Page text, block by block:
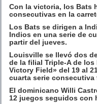
Con la victoria, los Bats
consecutivas en la
Los Bats se dirigen a
Indios en una serie de
partir del jueves.
Louisville se llevó dos
de la filial Triple-A de
Victory Field» del 19 al
cuarta serie
El dominicano Willi
12 juegos seguidos con